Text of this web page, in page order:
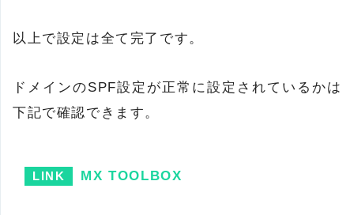
以上で設定は全て完了です。
ドメインのSPF設定が正常に設定されているかは
下記で確認できます。
MX TOOLBOX